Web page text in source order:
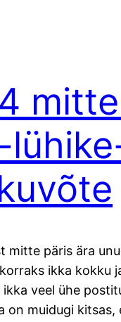
mitte päris ära
ikka kokku
ikka veel ühe
on muidugi kitsas,